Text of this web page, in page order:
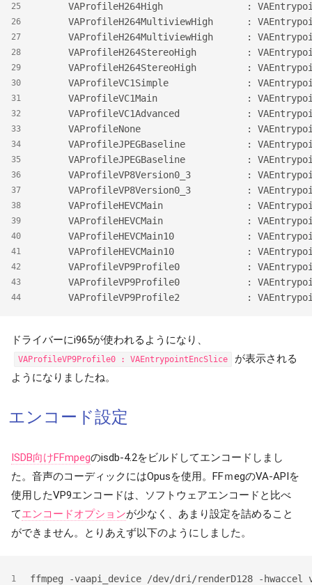
25
26
27
28
29
30
31
32
33
34
35
36
37
38
39
40
41
42
43
44
VAProfileH264High
VAProfileH264MultiviewHigh
VAProfileH264StereoHigh
VAProfileVC1Simple
VAProfileVC1Main
VAProfileVC1Advanced
VAProfileNone
VAProfileJPEGBaseline
VAProfileVP8Version0_3
VAProfileHEVCMain
VAProfileHEVCMain
VAProfileHEVCMain10
VAProfileHEVCMain10
VAProfileVP9Profile0
VAProfileVP9Profile0
VAProfileVP9Profile2
ドライバーにi965が使われるようになり、
VAProfileVP9Profile0 : VAEntrypointEncSlice
が表示される
ようになりましたね。
エンコード設定
ISDB向けFFmpegのisdb-4.2をビルドしてエンコードしまし
た。音声のコーディックにはOpusを使用。FFｍegのVA-APIを
使用したVP9エンコードは、ソフトウェアエンコードと比べ
てエンコードオプションが少なく、あまり設定を詰めること
ができません。とりあえず以下のようにしました。
1 ffmpeg -vaapi_device /dev/dri/renderD128 -